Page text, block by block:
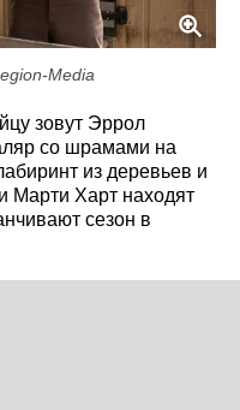
Media
зовут Эррол
со шрамами на
из деревьев и
Марти Харт находят
сезон в